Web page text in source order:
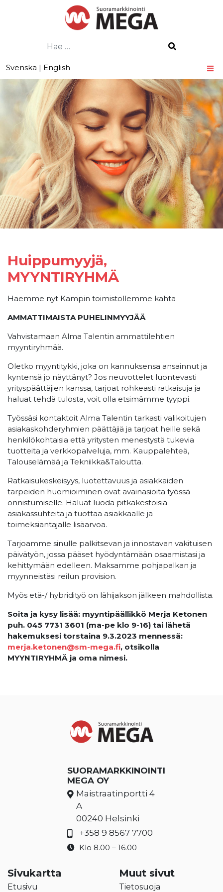
Hae
Svenska | English
Huippumyyjä,
MYYNTIRYHMÄ
Haemme nyt Kampin toimistollemme kahta
AMMATTIMAISTA PUHELINMYYJÄÄ
Vahvistamaan Alma Talentin ammattilehtien
myyntiryhmää.
Oletko myyntitykki, joka on kannuksensa ansainnut ja
kyntensä jo näyttänyt? Jos neuvottelet luontevasti
yrityspäättäjien kanssa, tarjoat rohkeasti ratkaisuja ja
haluat tehdä tulosta, voit olla etsimämme tyyppi.
Työssäsi kontaktoit Alma Talentin tarkasti valikoitujen
asiakaskohderyhmien päättäjiä ja tarjoat heille sekä
henkilökohtaisia että yritysten menestystä tukevia
tuotteita ja verkkopalveluja, mm. Kauppalehteä,
Talouselämää ja Tekniikka&Taloutta.
Ratkaisukeskeisyys, luotettavuus ja asiakkaiden
tarpeiden huomioiminen ovat avainasioita työssä
onnistumiselle. Haluat luoda pitkäkestoisia
asiakassuhteita ja tuottaa asiakkaalle ja
toimeksiantajalle lisäarvoa.
Tarjoamme sinulle palkitsevan ja innostavan vakituisen
päivätyön, jossa pääset hyödyntämään osaamistasi ja
kehittymään edelleen. Maksamme pohjapalkan ja
myynneistäsi reilun provision.
Myös etä-/ hybridityö on lähijakson jälkeen mahdollista.
Soita ja kysy lisää: myyntipäällikkö Merja Ketonen
puh. 045 7731 3601 (ma-pe klo 9-16) tai lähetä
hakemuksesi torstaina 9.3.2023 mennessä:
merja.ketonen@sm-mega.fi, otsikolla
MYYNTIRYHMÄ ja oma nimesi.
SUORAMARKKINOINTI
MEGA OY
Maistraatinportti 4
A
00240 Helsinki
+358 9 8567 7700
Klo 8.00 – 16.00
Sivukartta
Etusivu
Muut sivut
Tietosuoja